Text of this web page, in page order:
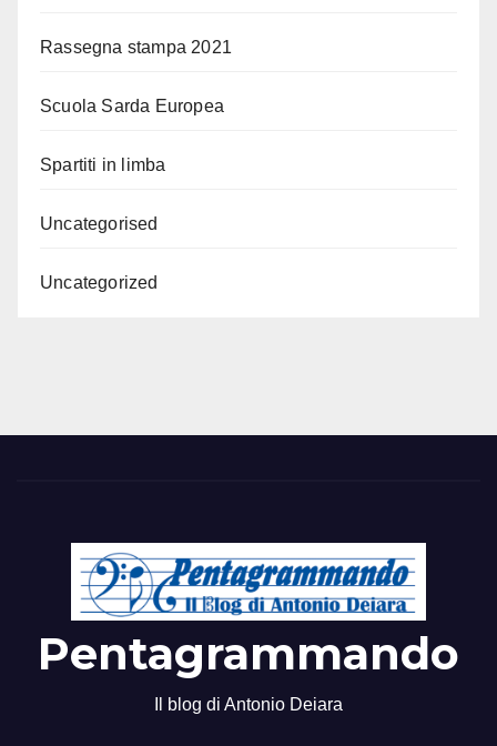
Rassegna stampa 2021
Scuola Sarda Europea
Spartiti in limba
Uncategorised
Uncategorized
Pentagrammando
Il blog di Antonio Deiara